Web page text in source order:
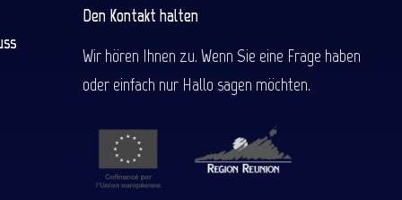
Den Kontakt halten
Wir hören Ihnen zu. Wenn Sie eine Frage haben
oder einfach nur Hallo sagen möchten.